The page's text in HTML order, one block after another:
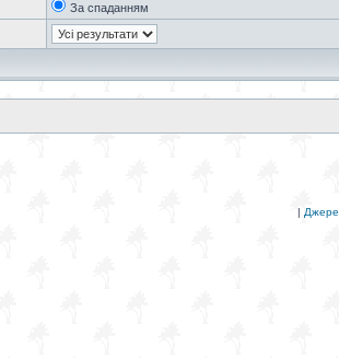
За спаданням
|